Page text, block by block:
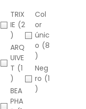
TRIX
IE (2
)
ARQ
UIVE
T (1
)
BEA
PHA
Col
or
únic
o (8
)
Neg
ro (1
)